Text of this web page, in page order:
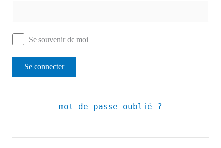
Se souvenir de moi
mot de passe oublié ?